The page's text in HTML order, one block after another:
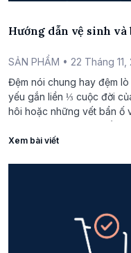
Hướng dẫn vệ sinh
SẢN PHẨM • 22 Tháng 11,
Đệm nói chung hay đệm
yếu gắn liền ⅓ cuộc đời
hôi hoặc những vết bẩn ố
Xem bài viết